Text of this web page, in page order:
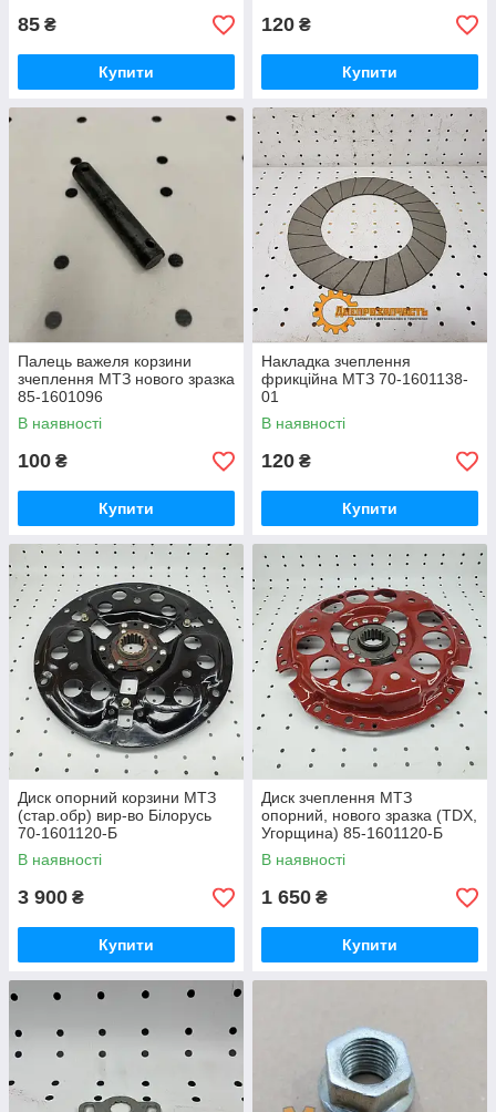
85 ₴
Купити
120 ₴
Купити
Палець важеля корзини
зчеплення МТЗ нового зразка
85-1601096
В наявності
100 ₴
Купити
Накладка зчеплення
фрикційна МТЗ 70-1601138-
01
В наявності
120 ₴
Купити
Диск опорний корзини МТЗ
(стар.обр) вир-во Білорусь
70-1601120-Б
В наявності
3 900 ₴
Купити
Диск зчеплення МТЗ
опорний, нового зразка (TDX,
Угорщина) 85-1601120-Б
В наявності
1 650 ₴
Купити